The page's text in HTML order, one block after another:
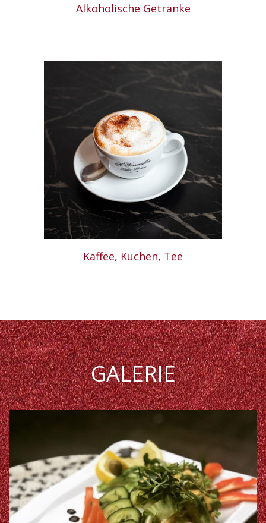
Alkoholische Getränke
Kaffee, Kuchen, Tee
GALERIE